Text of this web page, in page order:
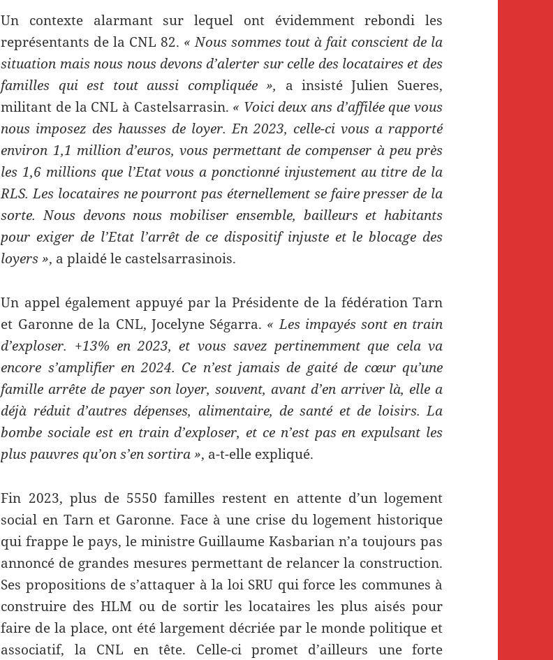
Un contexte alarmant sur lequel ont évidemment rebondi les
représentants de la CNL 82. « Nous sommes tout à fait conscient de la
situation mais nous nous devons d’alerter sur celle des locataires et des
familles qui est tout aussi compliquée », a insisté Julien Sueres,
militant de la CNL à Castelsarrasin. « Voici deux ans d’affilée que vous
nous imposez des hausses de loyer. En 2023, celle-ci vous a rapporté
environ 1,1 million d’euros, vous permettant de compenser à peu près
les 1,6 millions que l’Etat vous a ponctionné injustement au titre de la
RLS. Les locataires ne pourront pas éternellement se faire presser de la
sorte. Nous devons nous mobiliser ensemble, bailleurs et habitants
pour exiger de l’Etat l’arrêt de ce dispositif injuste et le blocage des
loyers », a plaidé le castelsarrasinois.
Un appel également appuyé par la Présidente de la fédération Tarn
et Garonne de la CNL, Jocelyne Ségarra. « Les impayés sont en train
d’exploser. +13% en 2023, et vous savez pertinemment que cela va
encore s’amplifier en 2024. Ce n’est jamais de gaité de cœur qu’une
famille arrête de payer son loyer, souvent, avant d’en arriver là, elle a
déjà réduit d’autres dépenses, alimentaire, de santé et de loisirs. La
bombe sociale est en train d’exploser, et ce n’est pas en expulsant les
plus pauvres qu’on s’en sortira », a-t-elle expliqué.
Fin 2023, plus de 5550 familles restent en attente d’un logement
social en Tarn et Garonne. Face à une crise du logement historique
qui frappe le pays, le ministre Guillaume Kasbarian n’a toujours pas
annoncé de grandes mesures permettant de relancer la construction.
Ses propositions de s’attaquer à la loi SRU qui force les communes à
construire des HLM ou de sortir les locataires les plus aisés pour
faire de la place, ont été largement décriée par le monde politique et
associatif, la CNL en tête. Celle-ci promet d’ailleurs une forte